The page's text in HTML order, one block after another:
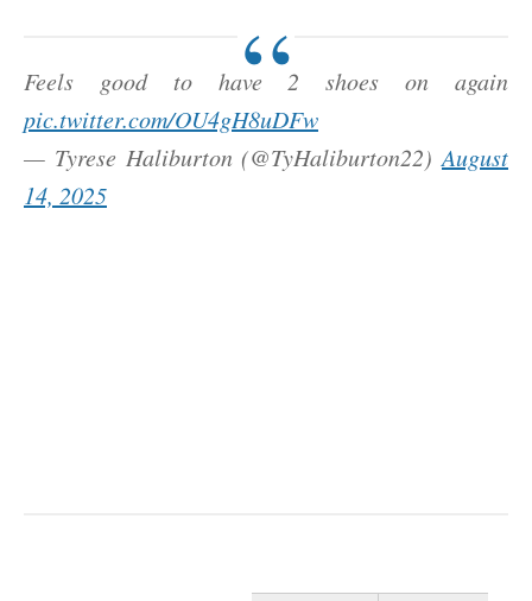
Feels good to have 2 shoes on again
pic.twitter.com/OU4gH8uDFw
— Tyrese Haliburton (@TyHaliburton22) August
14, 2025